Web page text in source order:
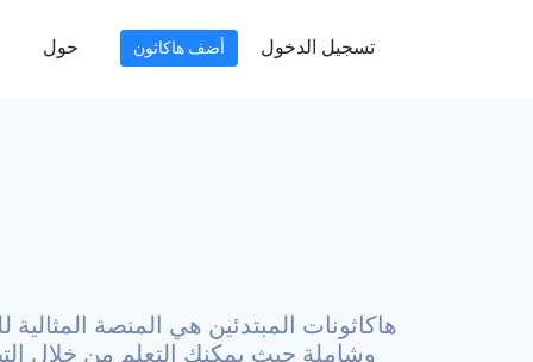
حول أضف هاكاثون تسجيل الدخول
هاكاثونات المبتدئين هي المنصة
وشاملة حيث يمكنك التعلم من خلال